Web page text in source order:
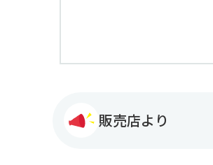
販売店より